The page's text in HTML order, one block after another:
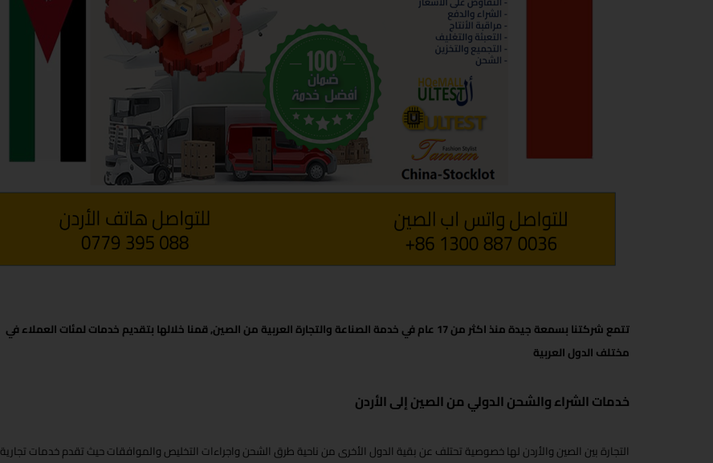
تتمع شركتنا بسمعة جيدة منذ اكثر من 17 عام في خدمة الصناعة والتجارة العربية من الصين, قمنا خلالها بتقديم خدمات لمئات العملاء في
مختلف الدول العربية
خدمات الشراء والشحن الدولي من الصين إلى الأردن
التجارة بين الصين والأردن لها خصوصية تحتلف عن بقية الدول الأخرى من ناحية طرق الشحن واجراءات التخليص والموافقات حيث تقدم خدمات تجارية